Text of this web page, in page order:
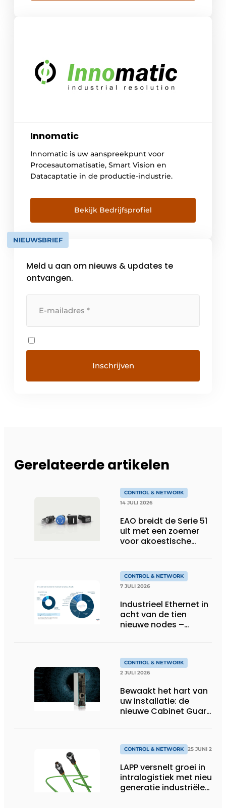
Innomatic
Innomatic is uw aanspreekpunt voor
Procesautomatisatie, Smart Vision en
Datacaptatie in de productie-industrie.
Bekijk Bedrijfsprofiel
NIEUWSBRIEF
Meld u aan om nieuws & updates te
ontvangen.
Gerelateerde artikelen
CONTROL & NETWORK
14 JULI 2026
EAO breidt de Serie 51
uit met een zoemer
voor akoestische
CONTROL & NETWORK
7 JULI 2026
Industrieel Ethernet in
acht van de tien
nieuwe nodes –
jaarlijkse analyse van
HMS Networks
CONTROL & NETWORK
2 JULI 2026
Bewaakt het hart van
uw installatie: de
nieuwe Cabinet Guard
CONTROL & NETWORK 25 JUNI 2026
LAPP versnelt groei in
intralogistiek met nieuwe
generatie industriële